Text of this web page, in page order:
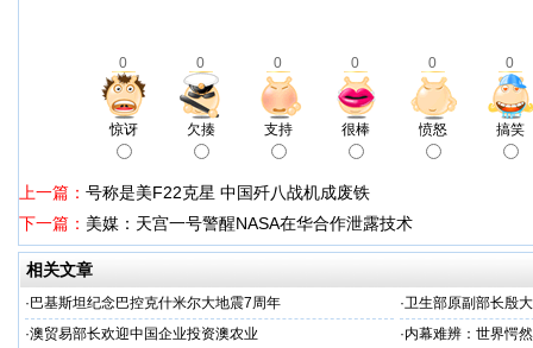
0 0 0 0 0 0
惊讶 欠揍 支持 很棒 愤怒 搞笑
上一篇： 号称是美F22克星 中国歼八战机成废铁
下一篇： 美媒：天宫一号警醒NASA在华合作泄露技术
相关文章
· 巴基斯坦纪念巴控克什米尔大地震7周年 ·卫生部原副部长殷
·澳贸易部长欢迎中国企业投资澳农业 ·内幕难辨：世界愕